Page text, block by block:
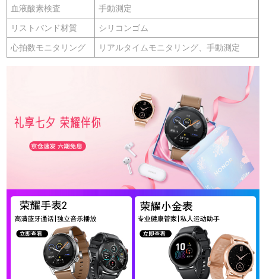
血液酸素検査 手動測定
リストバンド材質 シリコンゴム
心拍数モニタリング リアルタイムモニタリング、手動測定